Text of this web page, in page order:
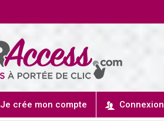
Je crée mon compte Connexion